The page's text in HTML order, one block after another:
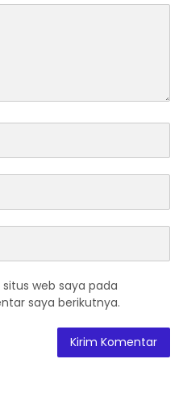
web saya pada
saya berikutnya.